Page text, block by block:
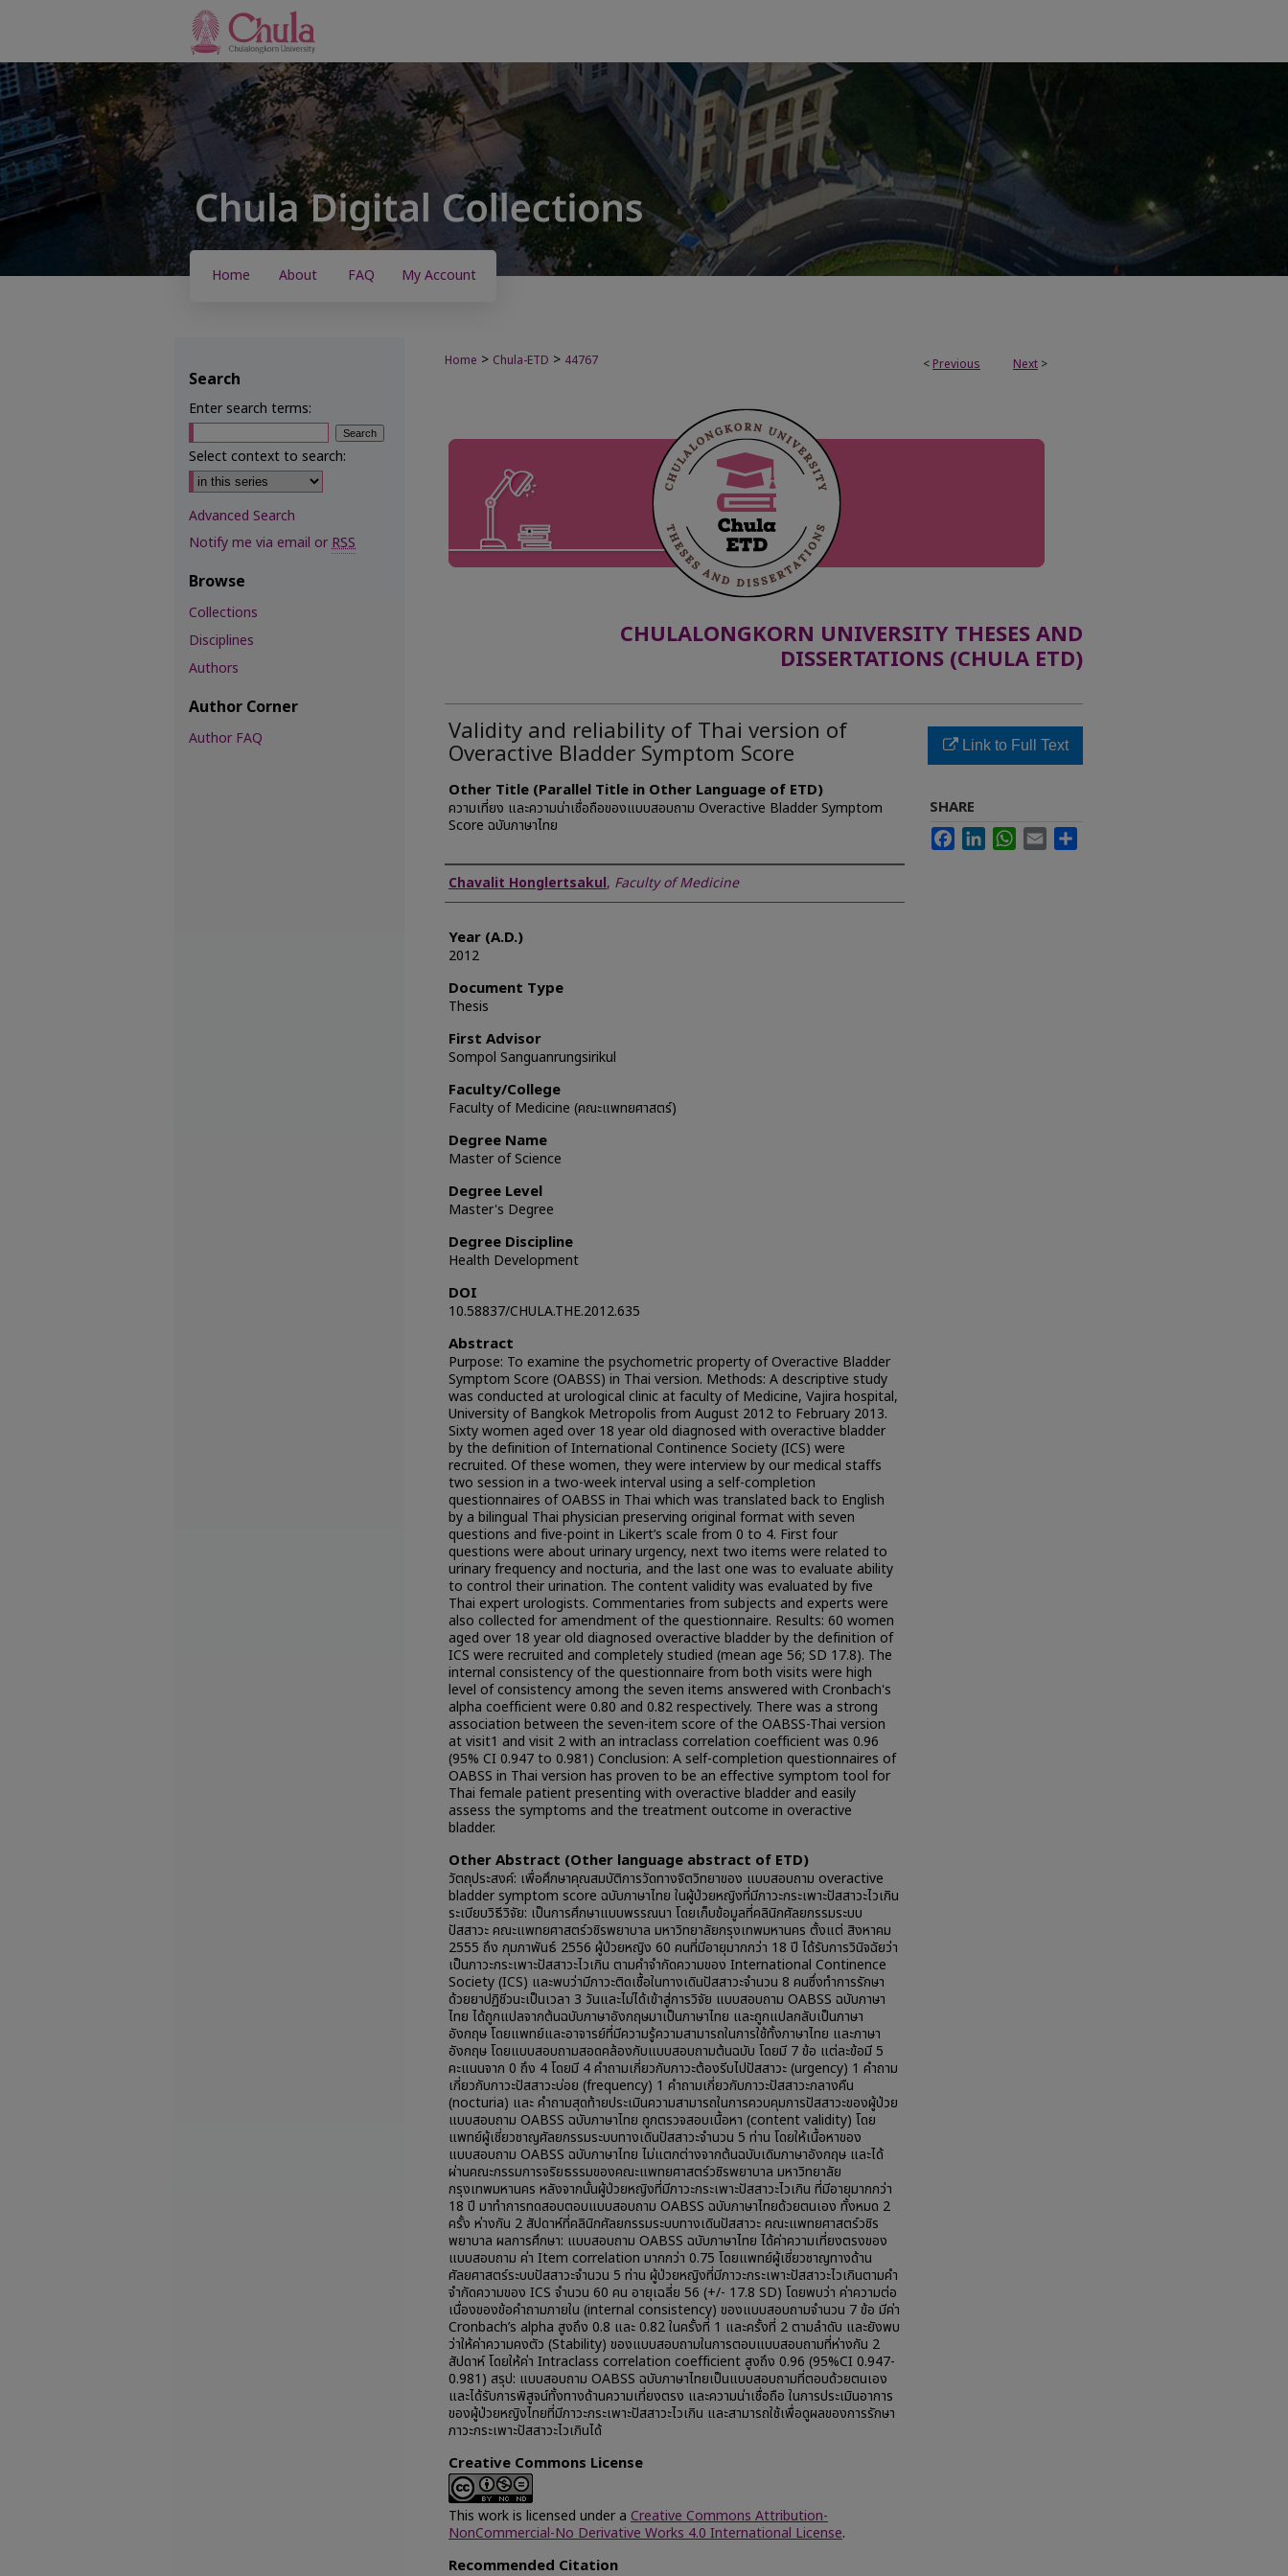
Home About FAQ My Account
< Previous Next >
Home > Chula-ETD > 44767
CHULALONGKORN UNIVERSITY THESES AND
DISSERTATIONS (CHULA ETD)
Validity and reliability of Thai version of
Overactive Bladder Symptom Score
Other Title (Parallel Title in Other Language of ETD)
ความเที่ยง และความน่าเชื่อถือของแบบสอบถาม Overactive Bladder Symptom
Score ฉบับภาษาไทย
Author
Chavalit Honglertsakul, Faculty of Medicine
Year (A.D.)
2012
Document Type
Thesis
First Advisor
Sompol Sanguanrungsirikul
Faculty/College
Faculty of Medicine (คณะแพทยศาสตร์)
Degree Name
Master of Science
Degree Level
Master's Degree
Degree Discipline
Health Development
DOI
10.58837/CHULA.THE.2012.635
Abstract
Purpose: To examine the psychometric property of Overactive Bladder
Symptom Score (OABSS) in Thai version. Methods: A descriptive study
was conducted at urological clinic at faculty of Medicine, Vajira hospital,
University of Bangkok Metropolis from August 2012 to February 2013.
Sixty women aged over 18 year old diagnosed with overactive bladder
by the definition of International Continence Society (ICS) were
recruited. Of these women, they were interview by our medical staffs
two session in a two-week interval using a self-completion
questionnaires of OABSS in Thai which was translated back to English
by a bilingual Thai physician preserving original format with seven
questions and five-point in Likert’s scale from 0 to 4. First four
questions were about urinary urgency, next two items were related to
urinary frequency and nocturia, and the last one was to evaluate ability
to control their urination. The content validity was evaluated by five
Thai expert urologists. Commentaries from subjects and experts were
also collected for amendment of the questionnaire. Results: 60 women
aged over 18 year old diagnosed overactive bladder by the definition of
ICS were recruited and completely studied (mean age 56; SD 17.8). The
internal consistency of the questionnaire from both visits were high
level of consistency among the seven items answered with Cronbach's
alpha coefficient were 0.80 and 0.82 respectively. There was a strong
association between the seven-item score of the OABSS-Thai version
at visit1 and visit 2 with an intraclass correlation coefficient was 0.96
(95% CI 0.947 to 0.981) Conclusion: A self-completion questionnaires of
OABSS in Thai version has proven to be an effective symptom tool for
Thai female patient presenting with overactive bladder and easily
assess the symptoms and the treatment outcome in overactive
bladder.
Other Abstract (Other language abstract of ETD)
วัตถุประสงค์: เพื่อศึกษาคุณสมบัติการวัดทางจิตวิทยาของ แบบสอบถาม overactive
bladder symptom score ฉบับภาษาไทย ในผู้ป่วยหญิงที่มีภาวะกระเพาะปัสสาวะไวเกิน
ระเบียบวิธีวิจัย: เป็นการศึกษาแบบพรรณนา โดยเก็บข้อมูลที่คลินิกศัลยกรรมระบบ
ปัสสาวะ คณะแพทยศาสตร์วชิรพยาบาล มหาวิทยาลัยกรุงเทพมหานคร ตั้งแต่ สิงหาคม
2555 ถึง กุมภาพันธ์ 2556 ผู้ป่วยหญิง 60 คนที่มีอายุมากกว่า 18 ปี ได้รับการวินิจฉัยว่า
เป็นภาวะกระเพาะปัสสาวะไวเกิน ตามคำจำกัดความของ International Continence
Society (ICS) และพบว่ามีภาวะติดเชื้อในทางเดินปัสสาวะจำนวน 8 คนซึ่งทำการรักษา
ด้วยยาปฏิชีวนะเป็นเวลา 3 วันและไม่ได้เข้าสู่การวิจัย แบบสอบถาม OABSS ฉบับภาษา
ไทย ได้ถูกแปลจากต้นฉบับภาษาอังกฤษมาเป็นภาษาไทย และถูกแปลกลับเป็นภาษา
อังกฤษ โดยแพทย์และอาจารย์ที่มีความรู้ความสามารถในการใช้ทั้งภาษาไทย และภาษา
อังกฤษ โดยแบบสอบถามสอดคล้องกับแบบสอบถามต้นฉบับ โดยมี 7 ข้อ แต่ละข้อมี 5
คะแนนจาก 0 ถึง 4 โดยมี 4 คำถามเกี่ยวกับภาวะต้องรีบไปปัสสาวะ (urgency) 1 คำถาม
เกี่ยวกับภาวะปัสสาวะบ่อย (frequency) 1 คำถามเกี่ยวกับภาวะปัสสาวะกลางคืน
(nocturia) และ คำถามสุดท้ายประเมินความสามารถในการควบคุมการปัสสาวะของผู้ป่วย
แบบสอบถาม OABSS ฉบับภาษาไทย ถูกตรวจสอบเนื้อหา (content validity) โดย
แพทย์ผู้เชี่ยวชาญศัลยกรรมระบบทางเดินปัสสาวะจำนวน 5 ท่าน โดยให้เนื้อหาของ
แบบสอบถาม OABSS ฉบับภาษาไทย ไม่แตกต่างจากต้นฉบับเดิมภาษาอังกฤษ และได้
ผ่านคณะกรรมการจริยธรรมของคณะแพทยศาสตร์วชิรพยาบาล มหาวิทยาลัย
กรุงเทพมหานคร หลังจากนั้นผู้ป่วยหญิงที่มีภาวะกระเพาะปัสสาวะไวเกิน ที่มีอายุมากกว่า
18 ปี มาทำการทดสอบตอบแบบสอบถาม OABSS ฉบับภาษาไทยด้วยตนเอง ทั้งหมด 2
ครั้ง ห่างกัน 2 สัปดาห์ที่คลินิกศัลยกรรมระบบทางเดินปัสสาวะ คณะแพทยศาสตร์วชิร
พยาบาล ผลการศึกษา: แบบสอบถาม OABSS ฉบับภาษาไทย ได้ค่าความเที่ยงตรงของ
แบบสอบถาม ค่า Item correlation มากกว่า 0.75 โดยแพทย์ผู้เชี่ยวชาญทางด้าน
ศัลยศาสตร์ระบบปัสสาวะจำนวน 5 ท่าน ผู้ป่วยหญิงที่มีภาวะกระเพาะปัสสาวะไวเกินตามคำ
จำกัดความของ ICS จำนวน 60 คน อายุเฉลี่ย 56 (+/- 17.8 SD) โดยพบว่า ค่าความต่อ
เนื่องของข้อคำถามภายใน (internal consistency) ของแบบสอบถามจำนวน 7 ข้อ มีค่า
Cronbach’s alpha สูงถึง 0.8 และ 0.82 ในครั้งที่ 1 และครั้งที่ 2 ตามลำดับ และยังพบ
ว่าให้ค่าความคงตัว (Stability) ของแบบสอบถามในการตอบแบบสอบถามที่ห่างกัน 2
สัปดาห์ โดยให้ค่า Intraclass correlation coefficient สูงถึง 0.96 (95%CI 0.947-
0.981) สรุป: แบบสอบถาม OABSS ฉบับภาษาไทยเป็นแบบสอบถามที่ตอบด้วยตนเอง
และได้รับการพิสูจน์ทั้งทางด้านความเที่ยงตรง และความน่าเชื่อถือ ในการประเมินอาการ
ของผู้ป่วยหญิงไทยที่มีภาวะกระเพาะปัสสาวะไวเกิน และสามารถใช้เพื่อดูผลของการรักษา
ภาวะกระเพาะปัสสาวะไวเกินได้
Creative Commons License
This work is licensed under a Creative Commons Attribution-
NonCommercial-No Derivative Works 4.0 International License.
Recommended Citation
Link to Full Text
SHARE
FacebookLinkedInWhatsApp
Email
Search
Enter search terms:
Select context to search:
Advanced Search
Notify me via email orRSS
Browse
Collections
Disciplines
Authors
Author Corner
Author FAQ